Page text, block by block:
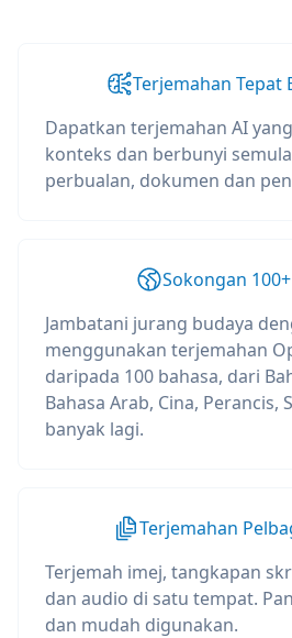
Terjemahan Tepat
Dapatkan terjemahan AI
konteks dan berbunyi
perbualan, dokumen dan
Sokongan
Jambatani jurang budaya
menggunakan terjemahan
daripada 100 bahasa, dari
Bahasa Arab, Cina, Perancis,
banyak lagi.
Terjemahan
Terjemah imej, tangkapan
dan audio di satu tempat.
dan mudah digunakan.